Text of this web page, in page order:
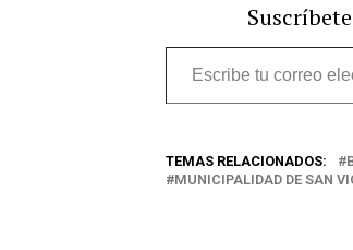
Escribe
tu
electrónico…
TEMAS RELACIONADOS:
MUNICIPALIDAD DE SAN